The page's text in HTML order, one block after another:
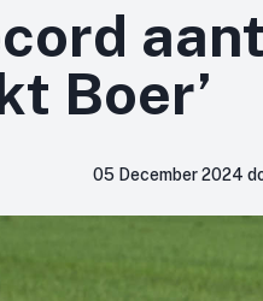
Boer’
05 December 2024